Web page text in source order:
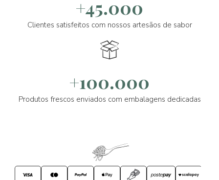
+45.000
Clientes satisfeitos com nossos artesãos de sabor
+100.000
Produtos frescos enviados com embalagens dedicadas